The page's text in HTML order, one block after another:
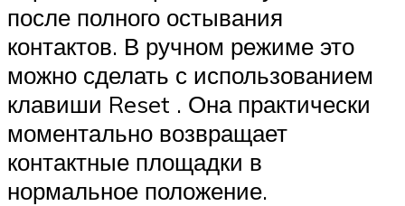
после полного остывания
контактов. В ручном режиме это
можно сделать с использованием
клавиши Reset . Она практически
моментально возвращает
контактные площадки в
нормальное положение.